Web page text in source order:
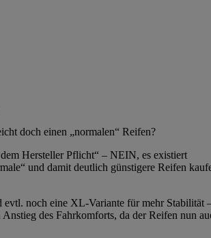
doch einen „normalen“ Reifen?
Hersteller Pflicht“ – NEIN, es existiert
und damit deutlich günstigere Reifen
noch eine XL-Variante für mehr Stabilität
des Fahrkomforts, da der Reifen nun